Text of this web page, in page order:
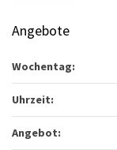
Angebote
Wochentag:
Uhrzeit:
Angebot: